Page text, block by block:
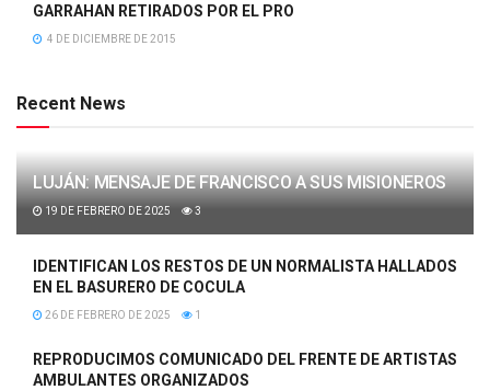
GARRAHAN RETIRADOS POR EL PRO
4 DE DICIEMBRE DE 2015
Recent News
LUJÁN: MENSAJE DE FRANCISCO A SUS MISIONEROS
19 DE FEBRERO DE 2025 3
IDENTIFICAN LOS RESTOS DE UN NORMALISTA HALLADOS
EN EL BASURERO DE COCULA
26 DE FEBRERO DE 2025 1
REPRODUCIMOS COMUNICADO DEL FRENTE DE ARTISTAS
AMBULANTES ORGANIZADOS